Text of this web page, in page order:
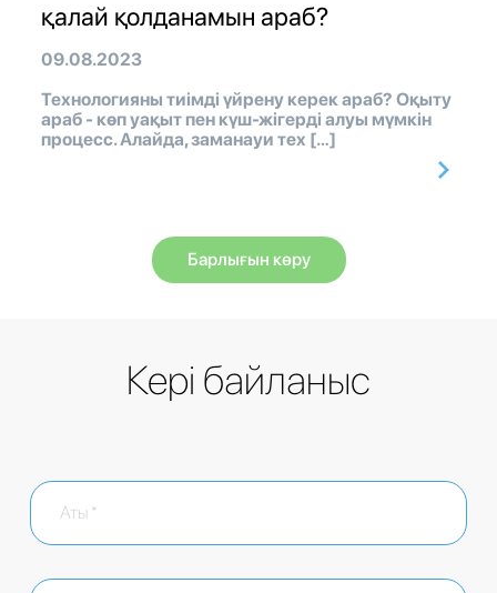
қалай қолданамын араб?
09.08.2023
Технологияны тиімді үйрену керек араб? Оқыту
араб - көп уақыт пен күш-жігерді алуы мүмкін
процесс. Алайда, заманауи тех […]
Барлығын көру
Кері байланыс